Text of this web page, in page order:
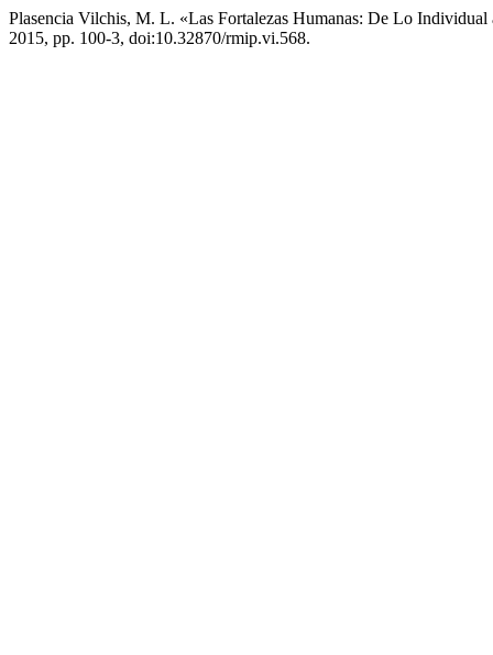
Plasencia Vilchis, M. L. «Las Fortalezas Humanas: De Lo
2015, pp. 100-3, doi:10.32870/rmip.vi.568.